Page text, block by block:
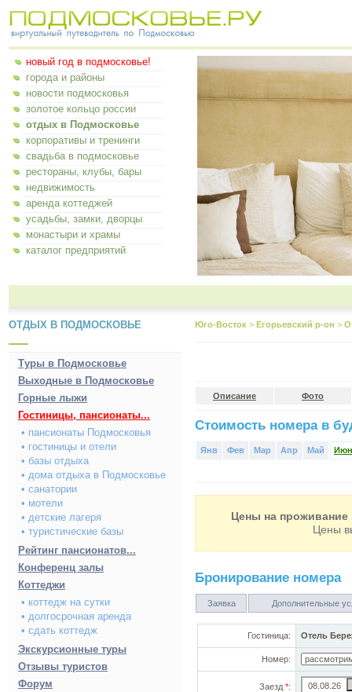
новый год в подмосковье!
города и районы
новости подмосковья
золотое кольцо россии
отдых в Подмосковье
корпоративы и тренинги
свадьба в подмосковье
рестораны, клубы, бары
недвижимость
аренда коттеджей
усадьбы, замки, дворцы
монастыри и храмы
каталог предприятий
ОТДЫХ В ПОДМОСКОВЬЕ
Туры в Подмосковье
Выходные в Подмосковье
Горные лыжи
Гостиницы, пансионаты...
• пансионаты Подмосковья
• гостиницы и отели
• базы отдыха
• дома отдыха в Подмосковье
• санатории
• мотели
• детские лагеря
• туристические базы
Рейтинг пансионатов...
Конференц залы
Коттеджи
• коттедж на сутки
• долгосрочная аренда
• сдать коттедж
Экскурсионные туры
Отзывы туристов
Форум
Юго-Восток > Егорьевский р-он >
Описание Фото
Стоимость номера в
Янв Фев Мар Апр Май Июн
Цены на проживание
Цены
Бронирование номера
Заявка Дополнительные
Гостиница: Отель
Номер:
Заезд *: